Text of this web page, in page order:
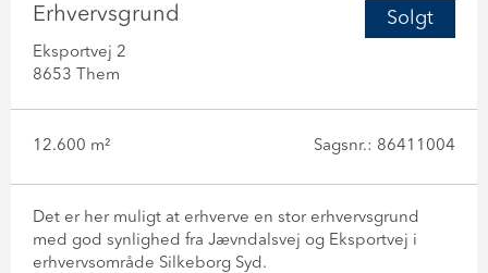
Solgt
Erhvervsgrund
Eksportvej 2
8653 Them
12.600 m² Sagsnr.: 86411004
Det er her muligt at erhverve en stor erhvervsgrund
med god synlighed fra Jævndalsvej og Eksportvej i
erhvervsområde Silkeborg Syd.